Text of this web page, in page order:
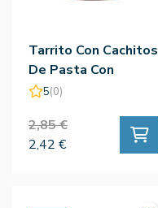
Tarrito Con Cachitos
De Pasta Con
Tomate 230 Gr. -
5(0)
2,85 €
2,42 €